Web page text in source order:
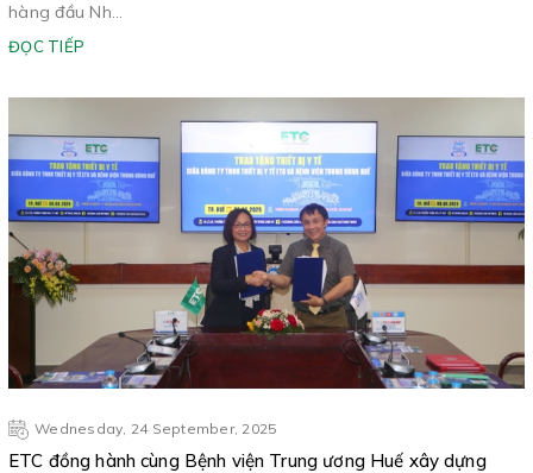
hàng đầu Nh...
ĐỌC TIẾP
Wednesday, 24 September, 2025
ETC đồng hành cùng Bệnh viện Trung ương Huế xây dựng